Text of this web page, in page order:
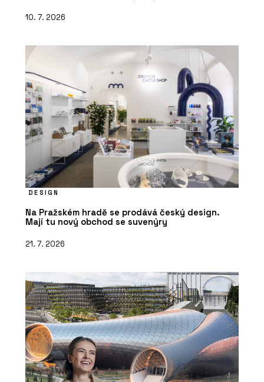
10. 7. 2026
DESIGN
Na Pražském hradě se prodává český design.
Mají tu nový obchod se suvenýry
21. 7. 2026